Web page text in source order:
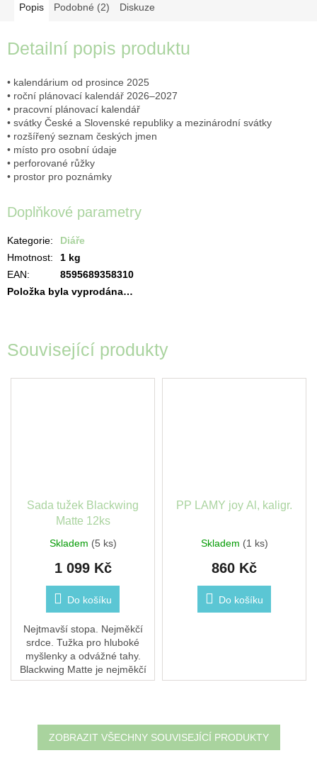
Související produkty
Sada tužek Blackwing
Matte 12ks
Skladem (5 ks)
1 099 Kč
Do košíku
Nejtmavší stopa. Nejměkčí
srdce. Tužka pro hluboké
myšlenky a odvážné tahy.
Blackwing Matte je nejměkčí
tužka z celé kolekce – ideální
PP LAMY joy Al, kaligr.
Skladem (1 ks)
860 Kč
Do košíku
ZOBRAZIT VŠECHNY SOUVISEJÍCÍ PRODUKTY
Popis Podobné (2) Diskuze
Detailní popis produktu
• kalendárium od prosince 2025
• roční plánovací kalendář 2026–2027
• pracovní plánovací kalendář
• svátky České a Slovenské republiky a mezinárodní svátky
• rozšířený seznam českých jmen
• místo pro osobní údaje
• perforované růžky
• prostor pro poznámky
Doplňkové parametry
Kategorie:
Diáře
Hmotnost:
1 kg
EAN:
8595689358310
Položka byla vyprodána…